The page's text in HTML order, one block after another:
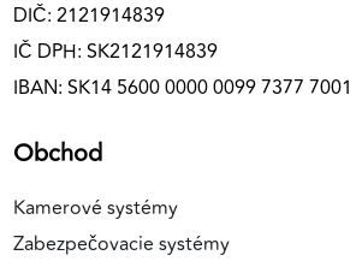
DIČ: 2121914839
IČ DPH: SK2121914839
IBAN: SK14 5600 0000 0099 7377 7001
Obchod
Kamerové systémy
Zabezpečovacie systémy